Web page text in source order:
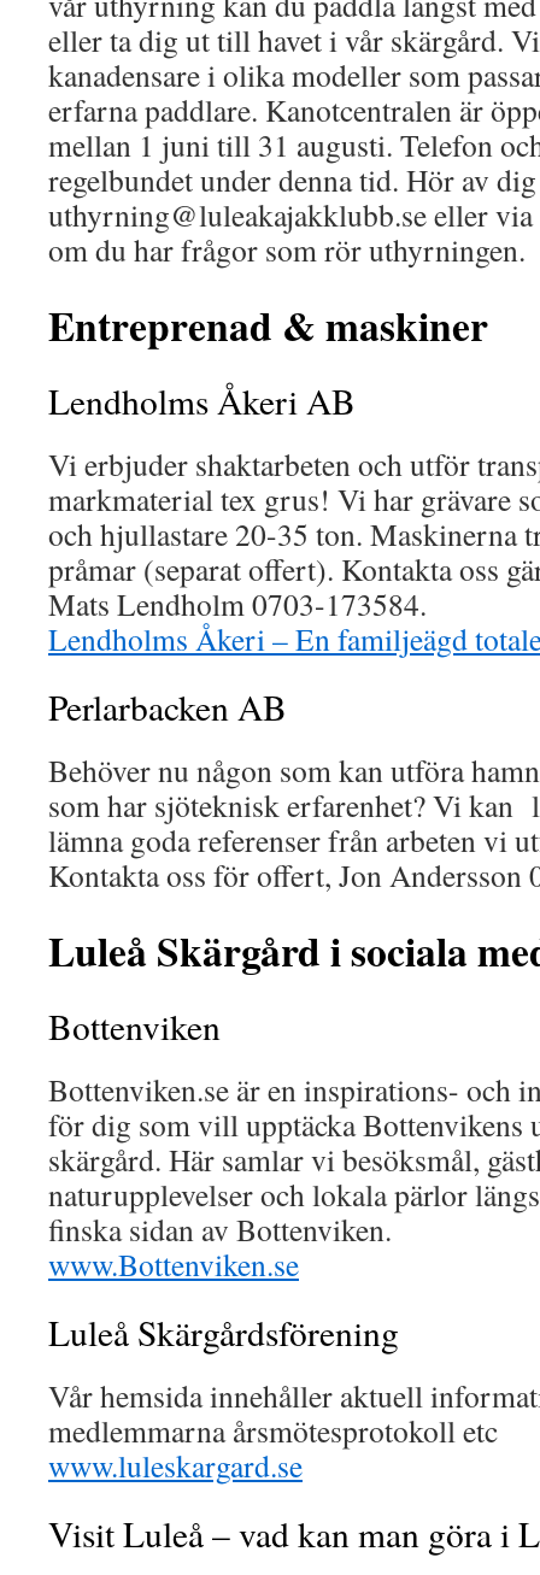
eller ta dig ut till havet i vår skärgård.
kanadensare i olika modeller som
erfarna paddlare. Kanotcentralen är
mellan 1 juni till 31 augusti. Telefon
regelbundet under denna tid. Hör av
uthyrning@luleakajakklubb.se eller
om du har frågor som rör uthyrningen.
Entreprenad & maskiner
Lendholms Åkeri AB
Vi erbjuder shaktarbeten och utför
markmaterial tex grus! Vi har grävare
och hjullastare 20-35 ton. Maskinerna
pråmar (separat offert). Kontakta oss
Mats Lendholm 0703-173584.
Lendholms Åkeri – En familjeägd
Perlarbacken AB
Behöver nu någon som kan utföra
som har sjöteknisk erfarenhet? Vi kan
lämna goda referenser från arbeten vi
Kontakta oss för offert, Jon Andersson
Luleå Skärgård i sociala
Bottenviken
Bottenviken.se är en inspirations- och
för dig som vill upptäcka Bottenvikens
skärgård. Här samlar vi besöksmål,
naturupplevelser och lokala pärlor
finska sidan av Bottenviken.
www.Bottenviken.se
Luleå Skärgårdsförening
Vår hemsida innehåller aktuell
medlemmarna årsmötesprotokoll etc
www.luleskargard.se
Visit Luleå – vad kan man göra i